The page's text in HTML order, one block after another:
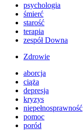
psychologia
śmierć
starość
terapia
zespół Downa
Zdrowie
aborcja
ciąża
depresja
kryzys
niepełnosprawność
pomoc
poród